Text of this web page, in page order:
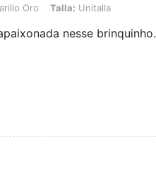
Talla: Unitalla
Oro Talla: Unitalla
nesse brinquinho.